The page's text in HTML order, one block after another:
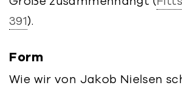
391).
Form
Wie wir von Jakob Nielsen